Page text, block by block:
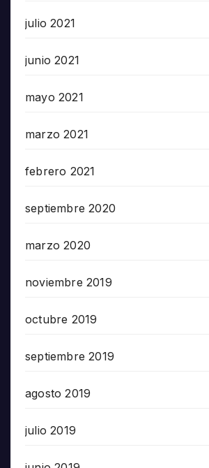
julio 2021
junio 2021
mayo 2021
marzo 2021
febrero 2021
septiembre 2020
marzo 2020
noviembre 2019
octubre 2019
septiembre 2019
agosto 2019
julio 2019